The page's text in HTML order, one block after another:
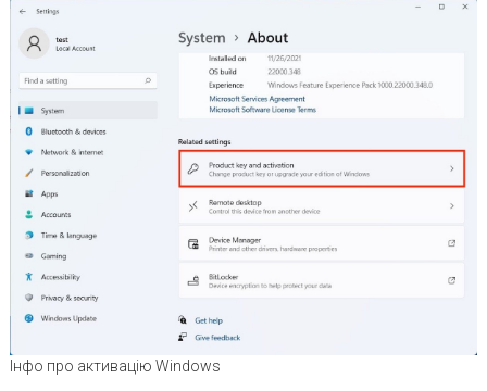
Інфо про активацію Windows